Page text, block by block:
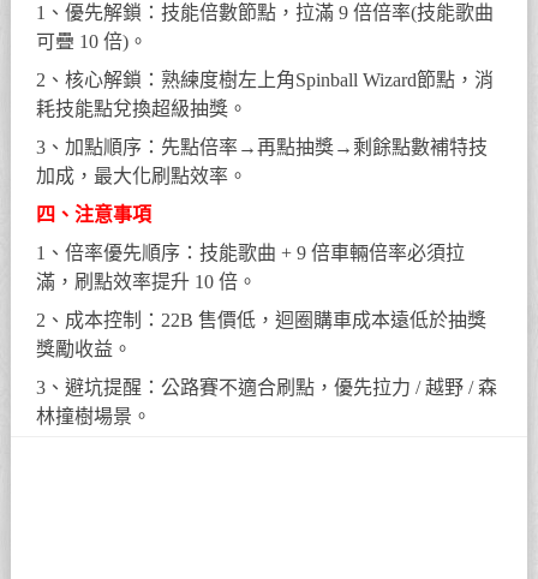
1、優先解鎖：技能倍數節點，拉滿 9 倍倍率(技能歌曲
可疊 10 倍)。
2、核心解鎖：熟練度樹左上角Spinball Wizard節點，消
耗技能點兌換超級抽獎。
3、加點順序：先點倍率→再點抽獎→剩餘點數補特技
加成，最大化刷點效率。
四、注意事項
1、倍率優先順序：技能歌曲 + 9 倍車輛倍率必須拉
滿，刷點效率提升 10 倍。
2、成本控制：22B 售價低，迴圈購車成本遠低於抽獎
獎勵收益。
3、避坑提醒：公路賽不適合刷點，優先拉力 / 越野 / 森
林撞樹場景。